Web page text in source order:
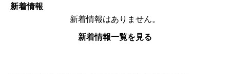
新着情報
新着情報はありません。
新着情報一覧を見る